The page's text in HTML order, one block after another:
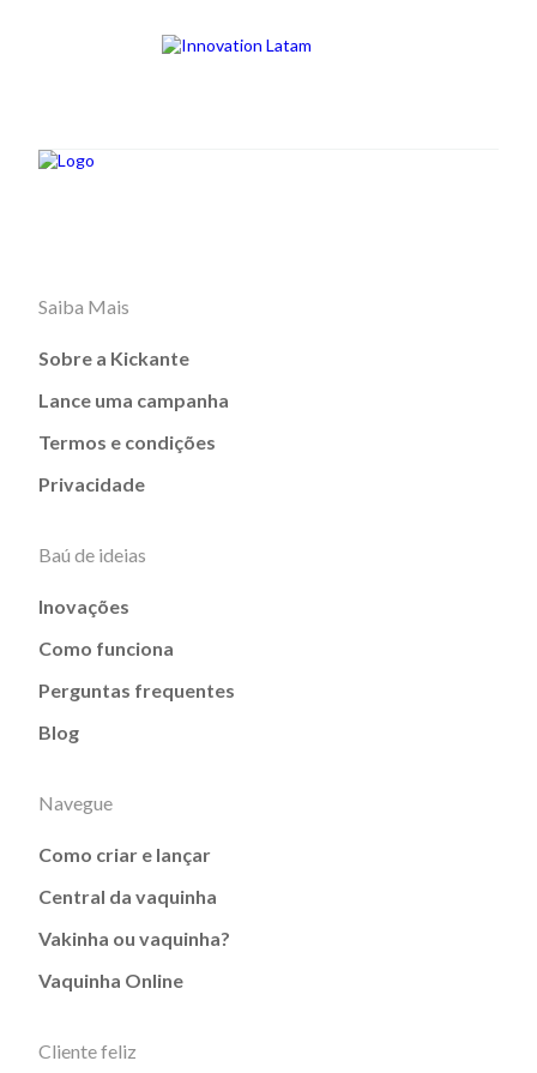
Saiba Mais
Sobre a Kickante
Lance uma campanha
Termos e condições
Privacidade
Baú de ideias
Inovações
Como funciona
Perguntas frequentes
Blog
Navegue
Como criar e lançar
Central da vaquinha
Vakinha ou vaquinha?
Vaquinha Online
Cliente feliz